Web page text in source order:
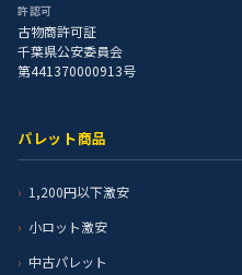
許認可
古物商許可証
千葉県公安委員会
第441370000913号
パレット商品
1,200円以下激安
小ロット激安
中古パレット